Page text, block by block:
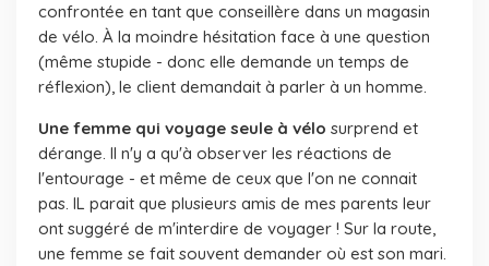
confrontée en tant que conseillère dans un magasin
de vélo. À la moindre hésitation face à une question
(même stupide - donc elle demande un temps de
réflexion), le client demandait à parler à un homme.
Une femme qui voyage seule à vélo surprend et
dérange. Il n'y a qu'à observer les réactions de
l'entourage - et même de ceux que l'on ne connait
pas. IL parait que plusieurs amis de mes parents leur
ont suggéré de m'interdire de voyager ! Sur la route,
une femme se fait souvent demander où est son mari.